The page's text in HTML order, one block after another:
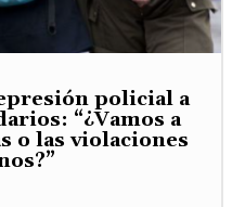
policial a
“¿Vamos a
o las violaciones